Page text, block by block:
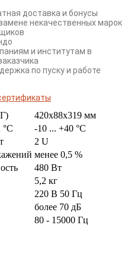
доставка и бонусы
некачественных марок
и институтам в
по пуску и работе
420x88x319 мм
-10 ... +40 °C
2 U
менее 0,5 %
480 Вт
5,2 кг
220 В 50 Гц
более 70 дБ
80 - 15000 Гц